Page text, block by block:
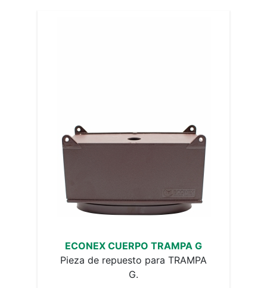
ECONEX CUERPO TRAMPA G
Pieza de repuesto para TRAMPA
G.